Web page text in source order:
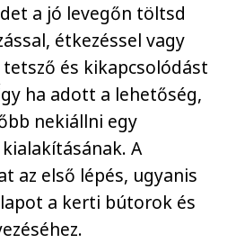
a jó levegőn töltsd
étkezéssel vagy
és kikapcsolódást
ha adott a lehetőség,
nekiállni egy
A
az első lépés, ugyanis
a kerti bútorok és